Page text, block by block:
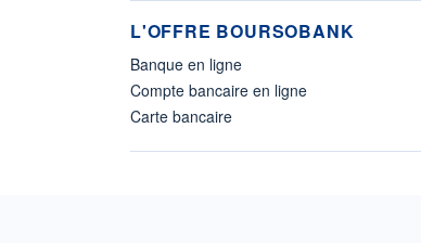
L'OFFRE BOURSOBANK
Banque en ligne
Compte bancaire en ligne
Carte bancaire